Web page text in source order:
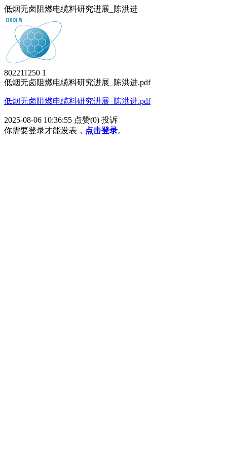
低烟无卤阻燃电缆料研究进展_陈洪进
802211250 1
低烟无卤阻燃电缆料研究进展_陈洪进.pdf
低烟无卤阻燃电缆料研究进展_陈洪进.pdf
2025-08-06 10:36:55 点赞(0) 投诉
你需要登录才能发表， 点击登录。